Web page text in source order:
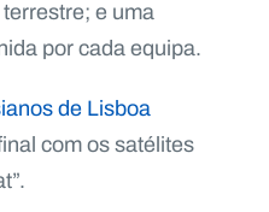
e uma
por cada equipa.
de Lisboa
com os satélites